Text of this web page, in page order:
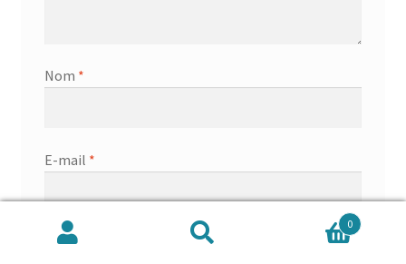
Nom *
E-mail *
Site web
Recherche
Recherche
0